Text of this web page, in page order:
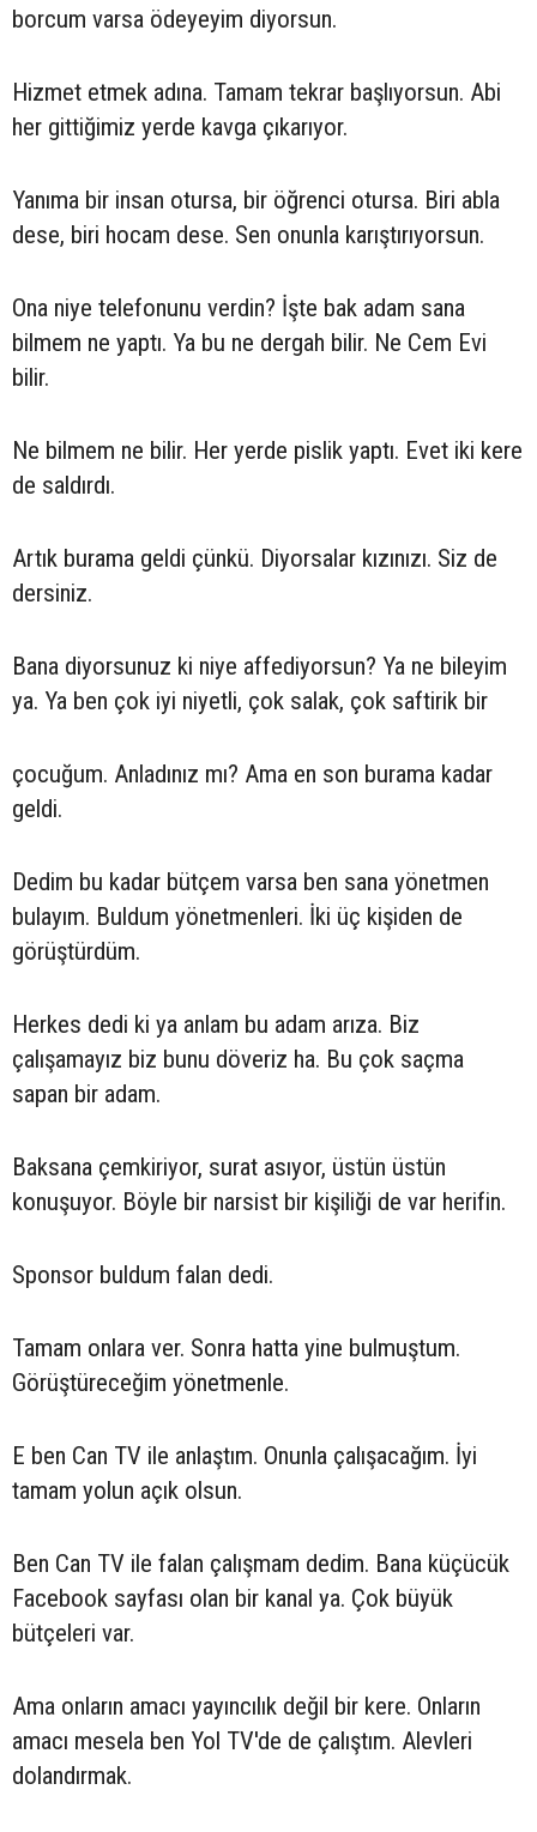
borcum varsa ödeyeyim diyorsun.
Hizmet etmek adına. Tamam tekrar başlıyorsun. Abi
her gittiğimiz yerde kavga çıkarıyor.
Yanıma bir insan otursa, bir öğrenci otursa. Biri abla
dese, biri hocam dese. Sen onunla karıştırıyorsun.
Ona niye telefonunu verdin? İşte bak adam sana
bilmem ne yaptı. Ya bu ne dergah bilir. Ne Cem Evi
bilir.
Ne bilmem ne bilir. Her yerde pislik yaptı. Evet iki kere
de saldırdı.
Artık burama geldi çünkü. Diyorsalar kızınızı. Siz de
dersiniz.
Bana diyorsunuz ki niye affediyorsun? Ya ne bileyim
ya. Ya ben çok iyi niyetli, çok salak, çok saftirik bir
çocuğum. Anladınız mı? Ama en son burama kadar
geldi.
Dedim bu kadar bütçem varsa ben sana yönetmen
bulayım. Buldum yönetmenleri. İki üç kişiden de
görüştürdüm.
Herkes dedi ki ya anlam bu adam arıza. Biz
çalışamayız biz bunu döveriz ha. Bu çok saçma
sapan bir adam.
Baksana çemkiriyor, surat asıyor, üstün üstün
konuşuyor. Böyle bir narsist bir kişiliği de var herifin.
Sponsor buldum falan dedi.
Tamam onlara ver. Sonra hatta yine bulmuştum.
Görüştüreceğim yönetmenle.
E ben Can TV ile anlaştım. Onunla çalışacağım. İyi
tamam yolun açık olsun.
Ben Can TV ile falan çalışmam dedim. Bana küçücük
Facebook sayfası olan bir kanal ya. Çok büyük
bütçeleri var.
Ama onların amacı yayıncılık değil bir kere. Onların
amacı mesela ben Yol TV'de de çalıştım. Alevleri
dolandırmak.